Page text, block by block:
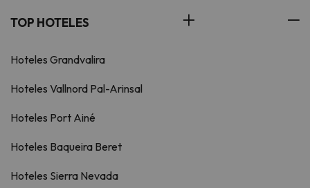
TOP HOTELES
Hoteles Grandvalira
Hoteles Vallnord Pal-Arinsal
Hoteles Port Ainé
Hoteles Baqueira Beret
Hoteles Sierra Nevada